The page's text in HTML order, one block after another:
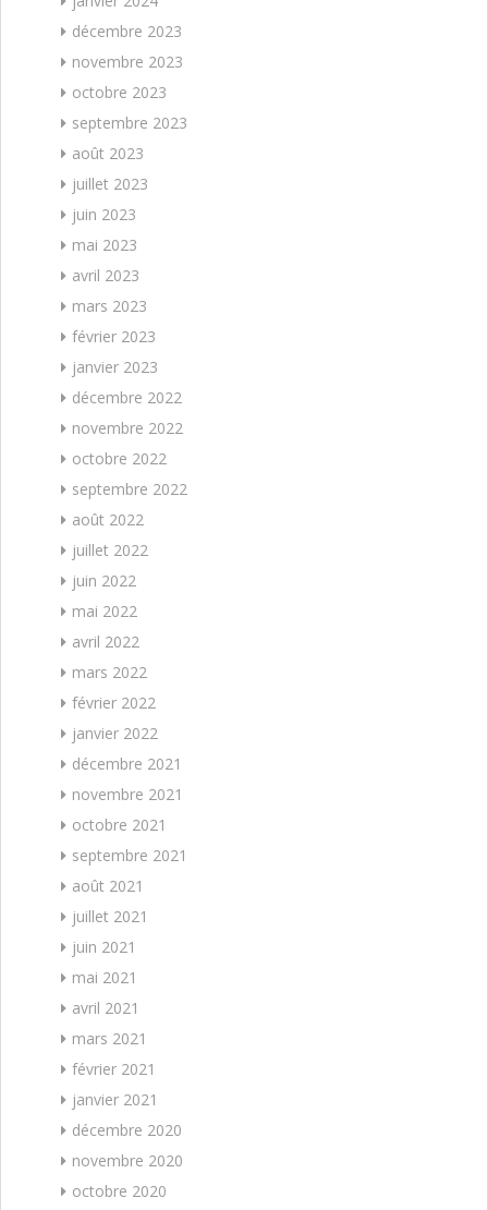
décembre 2023
novembre 2023
octobre 2023
septembre 2023
août 2023
juillet 2023
juin 2023
mai 2023
avril 2023
mars 2023
février 2023
janvier 2023
décembre 2022
novembre 2022
octobre 2022
septembre 2022
août 2022
juillet 2022
juin 2022
mai 2022
avril 2022
mars 2022
février 2022
janvier 2022
décembre 2021
novembre 2021
octobre 2021
septembre 2021
août 2021
juillet 2021
juin 2021
mai 2021
avril 2021
mars 2021
février 2021
janvier 2021
décembre 2020
novembre 2020
octobre 2020